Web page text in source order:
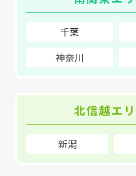
千葉
神奈川
北信越エ
新潟